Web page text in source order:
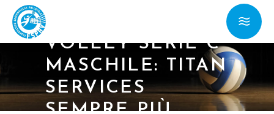
01/10/14 –
VOLLEY SERIE C
MASCHILE: TITAN
SERVICES
SEMPRE PIÙ